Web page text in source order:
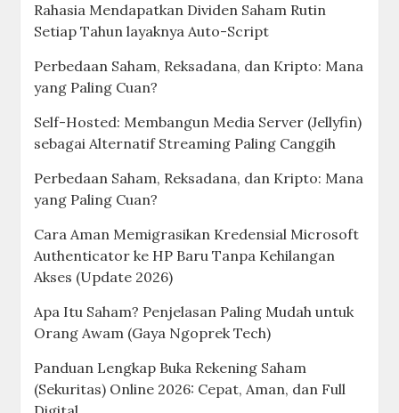
Rahasia Mendapatkan Dividen Saham Rutin
Setiap Tahun layaknya Auto-Script
Perbedaan Saham, Reksadana, dan Kripto: Mana
yang Paling Cuan?
Self-Hosted: Membangun Media Server (Jellyfin)
sebagai Alternatif Streaming Paling Canggih
Perbedaan Saham, Reksadana, dan Kripto: Mana
yang Paling Cuan?
Cara Aman Memigrasikan Kredensial Microsoft
Authenticator ke HP Baru Tanpa Kehilangan
Akses (Update 2026)
Apa Itu Saham? Penjelasan Paling Mudah untuk
Orang Awam (Gaya Ngoprek Tech)
Panduan Lengkap Buka Rekening Saham
(Sekuritas) Online 2026: Cepat, Aman, dan Full